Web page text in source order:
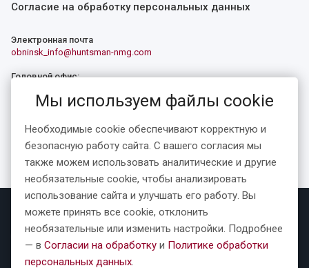
Согласие на обработку персональных данных
Электронная почта
obninsk_info@huntsman-nmg.com
Головной офис:
город Обнинск, Киевское шоссе, здание 2, строение 10
г. Москва, Сретенский бульвар, дом 5, БЦ «Ключ»
Смотреть все адреса
© 1992—2026 АО «Хантсман-НМГ»
Разработка и поддержка сайта: «Четвертый Рим»
Мы используем файлы cookie
Необходимые cookie обеспечивают корректную и
безопасную работу сайта. С вашего согласия мы
также можем использовать аналитические и другие
необязательные cookie, чтобы анализировать
использование сайта и улучшать его работу. Вы
можете принять все cookie, отклонить
необязательные или изменить настройки. Подробнее
— в Согласии на обработку и Политике обработки
персональных данных.